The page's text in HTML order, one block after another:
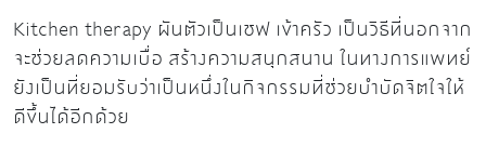
Kitchen therapy ผันตัวเป็นเชฟ เข้าครัว เป็นวิธีที่นอกจาก
จะช่วยลดความเบื่อ สร้างความสนุกสนาน ในทางการแพทย์
ยังเป็นที่ยอมรับว่าเป็นหนึ่งในกิจกรรมที่ช่วยบำบัดจิตใจให้
ดีขึ้นได้อีกด้วย